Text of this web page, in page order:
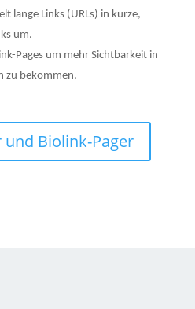
lange Links (URLs) in kurze,
um.
Pages um mehr Sichtbarkeit in
zu bekommen.
und Biolink-Pager